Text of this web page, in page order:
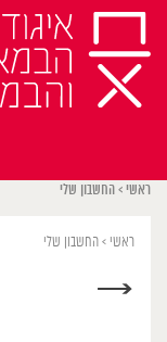
Skip
content
ראשי > החשבון שלי
ראשי > החשבון שלי
→